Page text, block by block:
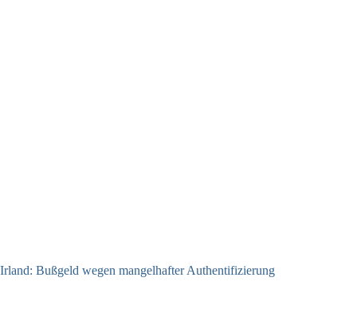
Irland: Bußgeld wegen mangelhafter Authentifizierung